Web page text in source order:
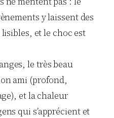
y laissent des
et le choc est
le très beau
ami (profond,
et la chaleur
qui s’apprécient et